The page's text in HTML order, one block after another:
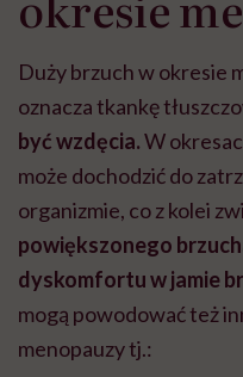
Duży brzuch w okresie
oznacza tkankę
być wzdęcia.W
może dochodzić do
organizmie, co z kolei
powiększonego
dyskomfortu w jamie
mogą powodować też
menopauzy tj.: